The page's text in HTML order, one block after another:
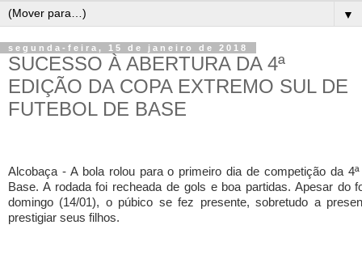
▼
segunda-feira, 15 de janeiro de 2018
SUCESSO À ABERTURA DA 4ª
EDIÇÃO DA COPA EXTREMO SUL DE
FUTEBOL DE BASE
Alcobaça - A bola rolou para o primeiro dia de competição da
Base. A rodada foi recheada de gols e boa partidas. Apesar do
domingo (14/01), o púbico se fez presente, sobretudo a
prestigiar seus filhos.